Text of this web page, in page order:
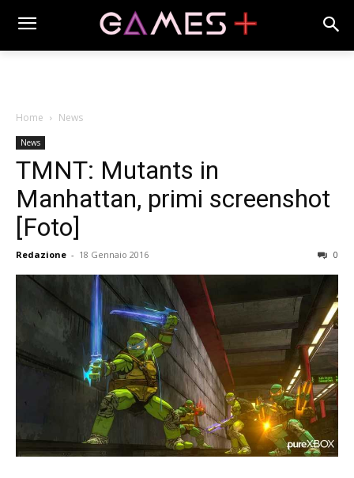
Home News
News
TMNT: Mutants in
Manhattan, primi screenshot
[Foto]
Redazione - 18 Gennaio 2016 0